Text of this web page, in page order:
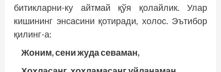
битикларни-ку айтмай қўя қолайлик. Улар
кишининг энсасини қотиради, холос. Эътибор
қилинг-а:
Жоним, сени жуда севаман,